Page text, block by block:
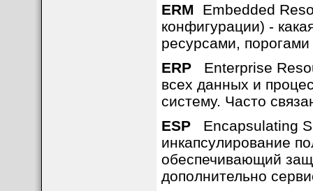
ERM Embedded
конфигурации) -
ресурсами,
ERPEnterprise
всех данных и
систему. Часто
ESPEncapsulating
инкапсулирование
обеспечивающий
дополнительно